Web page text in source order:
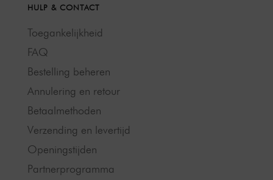
HULP & CONTACT
Toegankelijkheid
FAQ
Bestelling beheren
Annulering en retour
Betaalmethoden
Verzending en levertijd
Openingstijden
Partnerprogramma